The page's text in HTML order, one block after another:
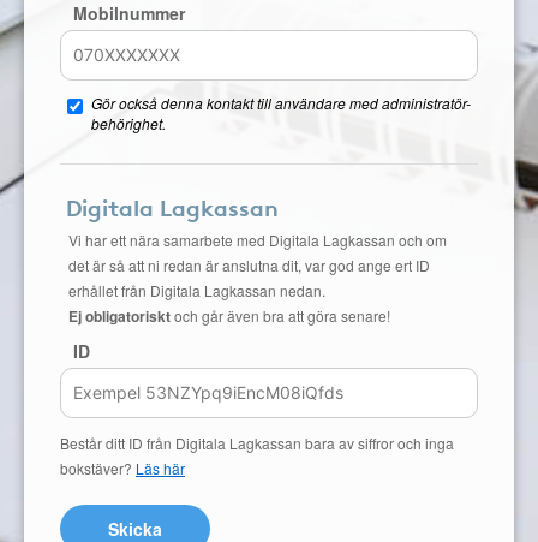
Mobilnummer
Gör också denna kontakt till användare med administratör-
behörighet.
Digitala Lagkassan
Vi har ett nära samarbete med Digitala Lagkassan och om
det är så att ni redan är anslutna dit, var god ange ert ID
erhållet från Digitala Lagkassan nedan.
Ej obligatorisktoch går även bra att göra senare!
ID
Består ditt ID från Digitala Lagkassan bara av siffror och inga
bokstäver? Läs här
Skicka